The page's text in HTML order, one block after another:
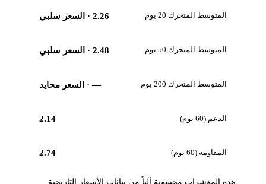
المتوسط المتحرك 20 يوم 2.26· السعر سلبي
المتوسط المتحرك 50 يوم 2.48· السعر سلبي
المتوسط المتحرك 200 يوم —· السعر محايد
الدعم (60 يوم) 2.14
المقاومة (60 يوم) 2.74
هذه المؤشرات محسوبة آلياً من بيانات الأسعار التاريخية